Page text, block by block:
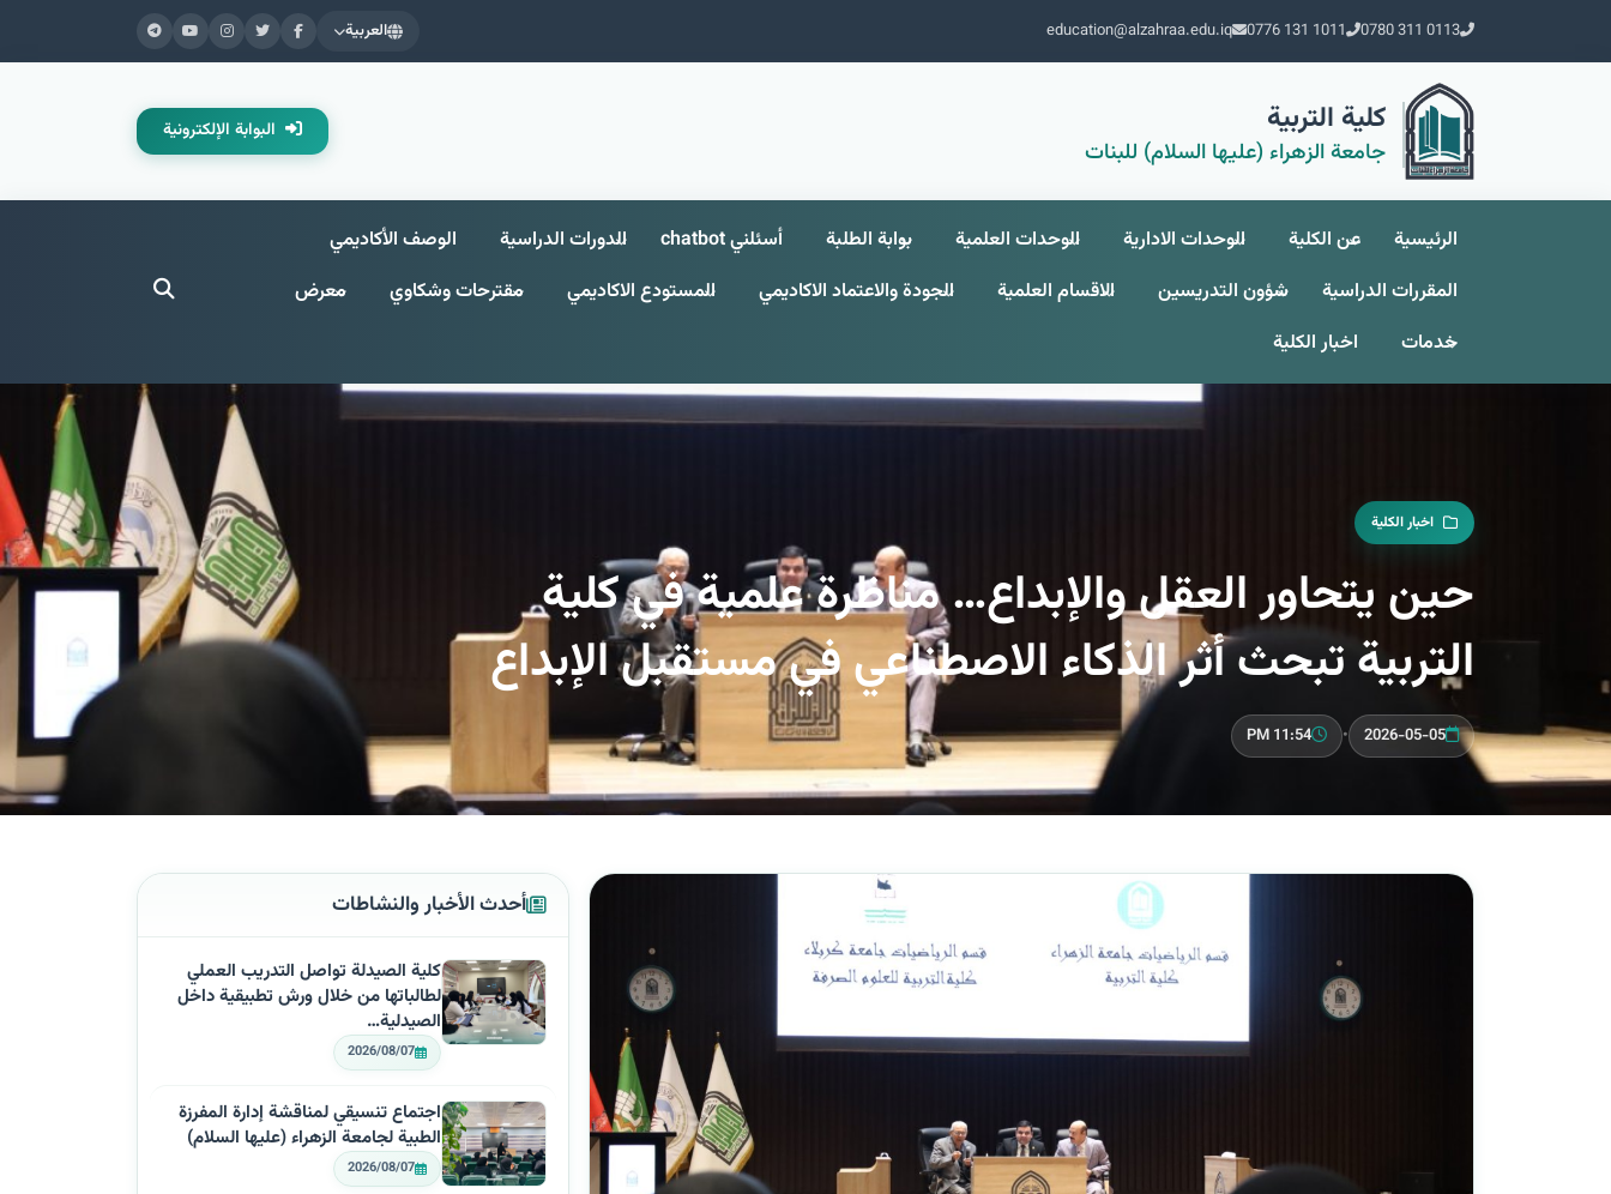
0780 311 0113
0776 131 1011
education@alzahraa.edu.iq العربية
كلية التربية
جامعة الزهراء (عليها السلام) للبنات
البوابة الإلكترونية
الرئيسية عن الکلیة الوحدات الادارية الوحدات العلمية بوابة الطلبة أسئلني chatbot الدورات الدراسية
الوصف الأكاديمي
المقررات الدراسية
شؤون التدريسين الاقسام العلمية الجودة والاعتماد الاكاديمي المستودع الاكاديمي مقترحات وشکاوي
معرض
خدمات
اخبار الكلية
اخبار الكلية
حين يتحاور العقل والإبداع… مناظرة علمية في كلية
التربية تبحث أثر الذكاء الاصطناعي في مستقبل الإبداع
2026-05-05
•
11:54 PM
أحدث الأخبار والنشاطات
كلية الصيدلة تواصل التدريب العملي
لطالباتها من خلال ورش تطبيقية داخل
الصيدلية…
2026/08/07
اجتماع تنسيقي لمناقشة إدارة المفرزة
الطبية لجامعة الزهراء (عليها السلام)
2026/08/07